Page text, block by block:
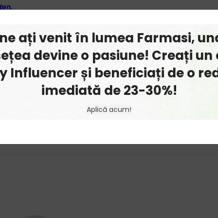
ați venit în lumea Farmasi,
devine o pasiune! Creați un
Influencer și beneficiați de o
imediată de 23-30%!
Aplică acum!
si oferte!
accesand link-ul de Influencer Farmasi si cautand in
Stearoyl Stearate, Dimethicone, Magnesium Stearate,
Contain: Titanium Dioxide/CI 77891, Iron Oxides/CI